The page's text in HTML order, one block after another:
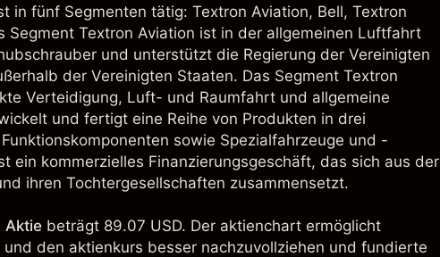
in fünf Segmenten tätig: Textron Aviation, Bell, Textron
Segment Textron Aviation ist in der allgemeinen Luftfahrt
und unterstützt die Regierung der Vereinigten
der Vereinigten Staaten. Das Segment Textron
Verteidigung, Luft- und Raumfahrt und allgemeine
und fertigt eine Reihe von Produkten in drei
sowie Spezialfahrzeuge und -
ein kommerzielles Finanzierungsgeschäft, das sich aus der
ihren Tochtergesellschaften zusammensetzt.
Aktie beträgt 89.07 USD. Der aktienchart ermöglicht
den aktienkurs besser nachzuvollziehen und fundierte